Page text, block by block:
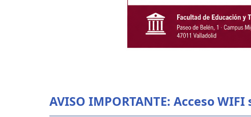
AVISO IMPORTANTE: Acceso